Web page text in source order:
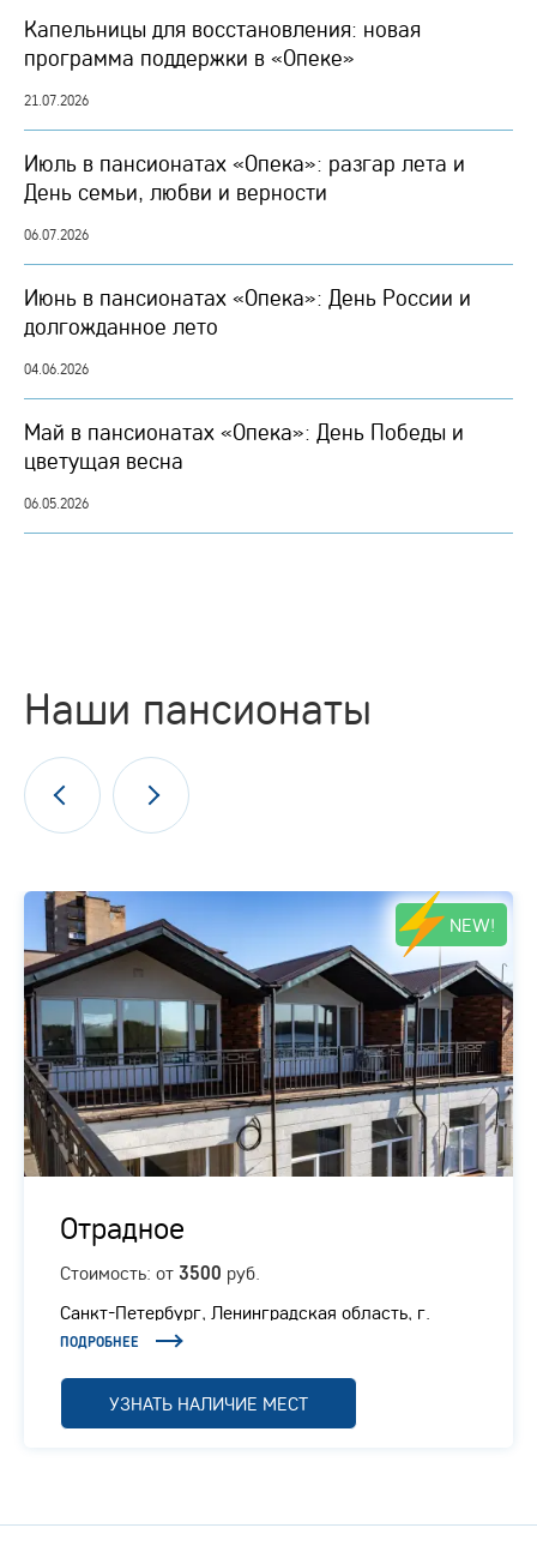
Капельницы для восстановления: новая
программа поддержки в «Опеке»
21.07.2026
Июль в пансионатах «Опека»: разгар лета и
День семьи, любви и верности
06.07.2026
Июнь в пансионатах «Опека»: День России и
долгожданное лето
04.06.2026
Май в пансионатах «Опека»: День Победы и
цветущая весна
06.05.2026
Наши пансионаты
NEW!
Отрадное
Стоимость: от 3500 руб.
Санкт-Петербург, Ленинградская область, г.
Отрадное, Ленинградское шоссе, 1/1
ПОДРОБНЕЕ
УЗНАТЬ НАЛИЧИЕ МЕСТ